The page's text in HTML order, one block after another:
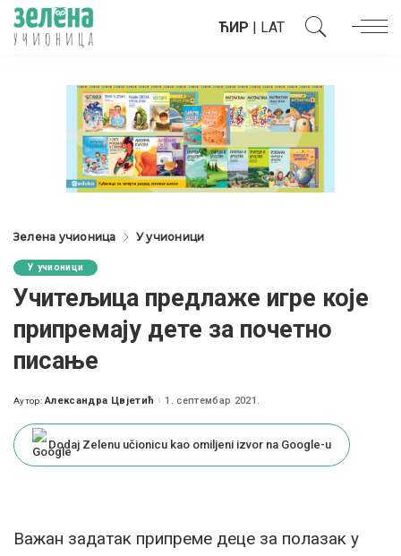
ЋИР | LAT
Зелена учионица У учионици
У учионици
Учитељица предлаже игре које
припремају дете за почетно
писање
Posted
Аутор: Александра Цвјетић 1. септембар 2021.
Dodaj Zelenu učionicu kao omiljeni izvor na Google-u
Важан задатак припреме деце за полазак у